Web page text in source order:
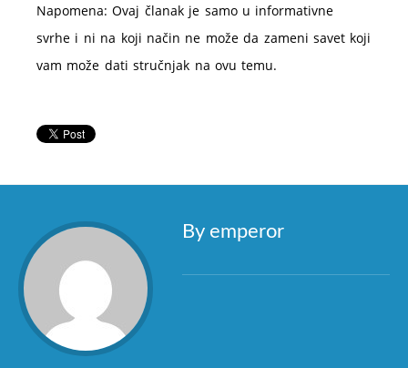
Napomena: Ovaj članak je samo u informativne
svrhe i ni na koji način ne može da zameni savet koji
vam može dati stručnjak na ovu temu.
By emperor